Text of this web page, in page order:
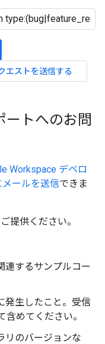
エストを送信する
トへのお問
Workspace デベロ
メールを送信できま
提供ください。
連するサンプルコー
発生したこと。受信
含めてください。
リのバージョンな